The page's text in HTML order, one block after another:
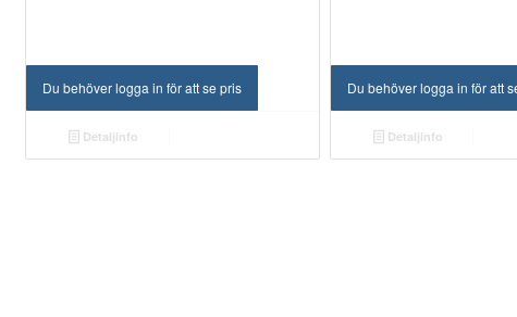
Du behöver logga in för att se pris
Detaljinfo
Du behöver logga in för att
Detaljinfo